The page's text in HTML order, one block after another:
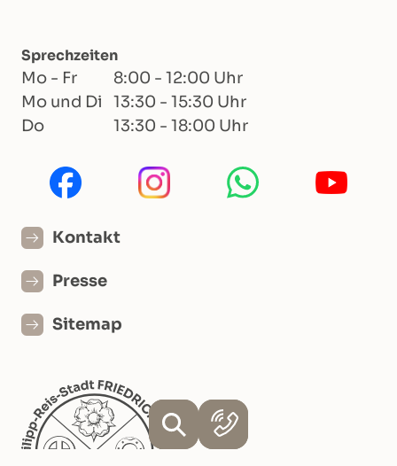
Sprechzeiten
Mo - Fr
8:00 - 12:00 Uhr
Mo und Di
13:30 - 15:30 Uhr
Do
13:30 - 18:00 Uhr
Kontakt
Presse
Sitemap